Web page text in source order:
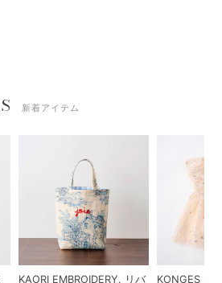
新着アイテム
KAORI EMBROIDERY. リバ
KONGES